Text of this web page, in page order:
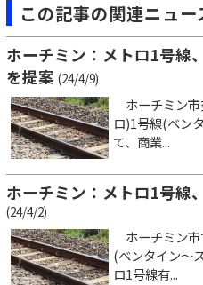
この記事の関連ニュー
ホーチミン：メトロ1号線
を提案 (24/4/9)
ホーチミン市
ロ)1号線(ベン
て、商業...
ホーチミン：メトロ1号線
(24/4/2)
ホーチミン
(ベンタイン～
ロ1号線有...